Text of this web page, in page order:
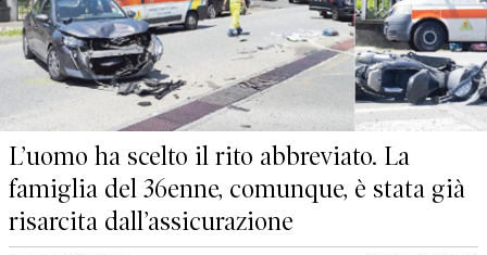
L’uomo ha scelto il rito abbreviato. La
famiglia del 36enne, comunque, è stata già
risarcita dall’assicurazione